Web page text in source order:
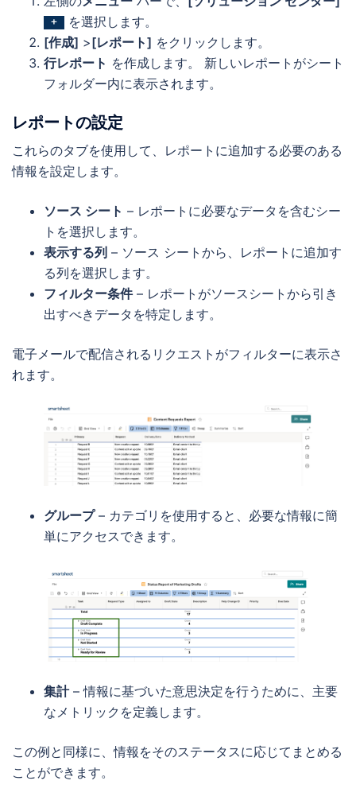
を選択します。
[作成] >[レポート] をクリックします。
行レポート を作成します。 新しいレポートがシート
フォルダー内に表示されます。
レポートの設定
これらのタブを使用して、レポートに追加する必要のある
情報を設定します。
ソース シート – レポートに必要なデータを含むシー
トを選択します。
表示する列 – ソース シートから、レポートに追加す
る列を選択します。
フィルター条件– レポートがソースシートから引き
出すべきデータを特定します。
電子メールで配信されるリクエストがフィルターに表示さ
れます。
グループ– カテゴリを使用すると、必要な情報に簡
単にアクセスできます。
集計– 情報に基づいた意思決定を行うために、主要
なメトリックを定義します。
この例と同様に、情報をそのステータスに応じてまとめる
ことができます。